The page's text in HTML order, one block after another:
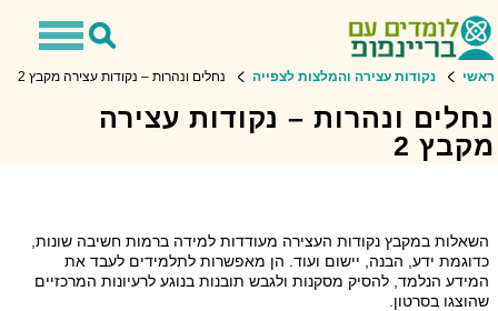
Toggle
Toggle
ראשי נקודות עצירה והמלצות לצפייה נחלים ונהרות – נקודות עצירה מקבץ 2
נחלים ונהרות – נקודות עצירה
מקבץ 2
השאלות במקבץ נקודות העצירה מעודדות למידה ברמות חשיבה שונות,
כדוגמת ידע, הבנה, יישום ועוד. הן מאפשרות לתלמידים לעבד את
המידע הנלמד, להסיק מסקנות ולגבש תובנות בנוגע לרעיונות המרכזיים
שהוצגו בסרטון.